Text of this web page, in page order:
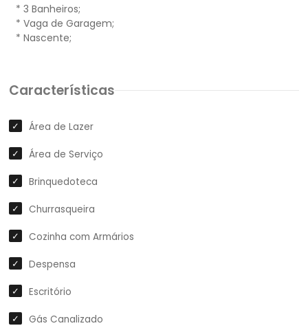
* 3 Banheiros;
* Vaga de Garagem;
Características
Área de Lazer
Área de Serviço
Brinquedoteca
Churrasqueira
Cozinha com Armários
Despensa
Escritório
Gás Canalizado